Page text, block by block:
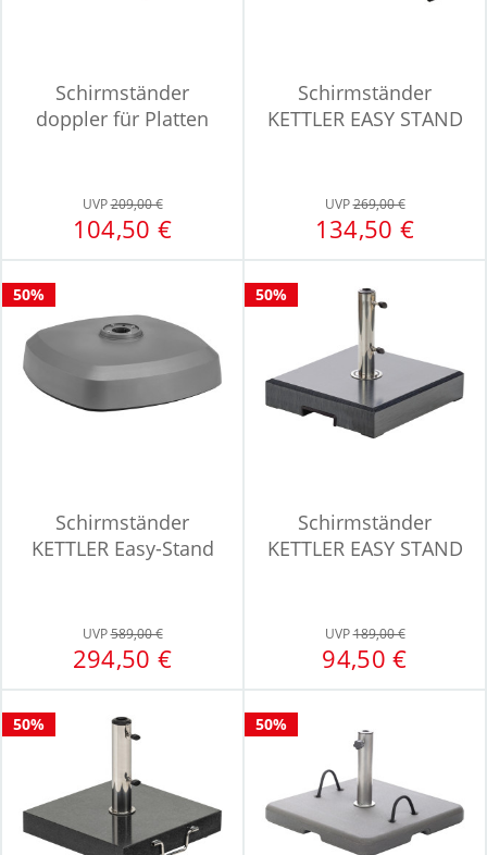
Schirmständer
doppler für Platten
UVP209,00 €
104,50 €
Schirmständer
KETTLER EASY STAND
UVP269,00 €
134,50 €
50%
Schirmständer
KETTLER Easy-Stand
UVP589,00 €
294,50 €
50%
Schirmständer
KETTLER EASY STAND
UVP189,00 €
94,50 €
50% 50%